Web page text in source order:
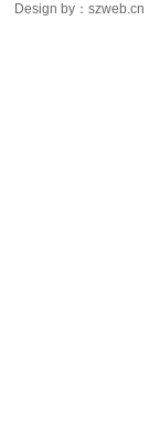
Design by ：szweb.cn